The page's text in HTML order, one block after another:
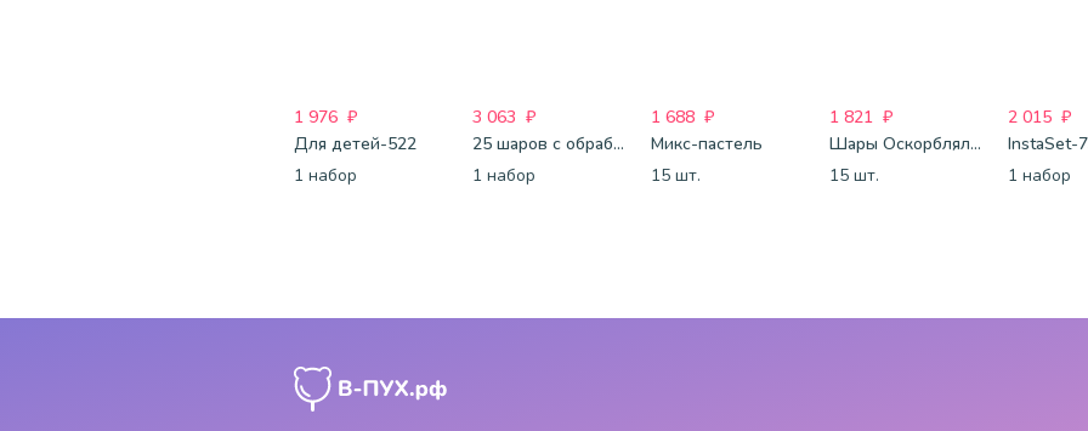
1 976 ₽
Для детей-522
1 набор
3 063 ₽
25 шаров с обработкой
1 набор
1 688 ₽
Микс-пастель
15 шт.
1 821 ₽
Шары Оскорблялки на день рождения (мужские)
15 шт.
2 015 ₽
InstaSet-
1 набор